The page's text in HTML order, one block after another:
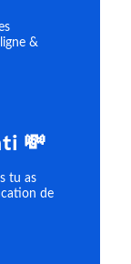
&
💸
tu as
de